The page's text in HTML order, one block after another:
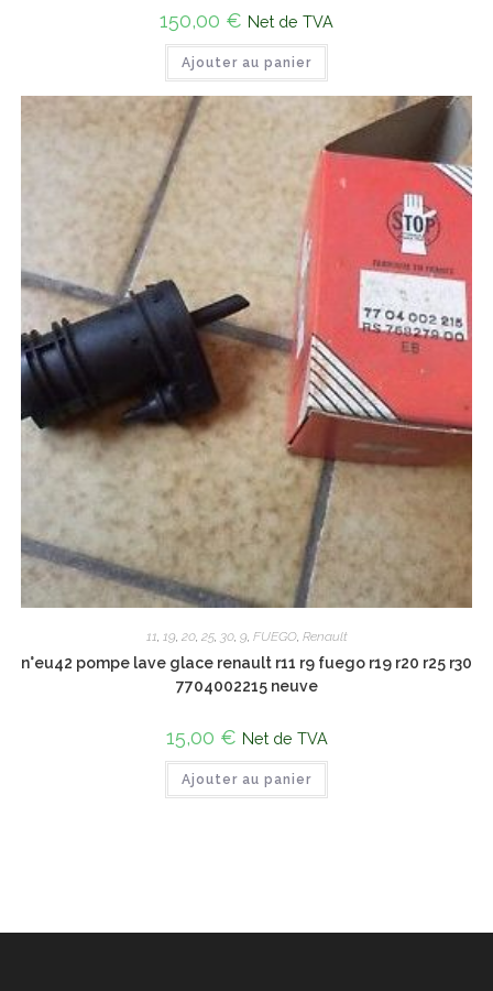
150,00 € Net de TVA
Ajouter au panier
11 19 20, 25, 30, 9 FUEGO, Renault
n°eu42 pompe lave glace renault r11 r9 fuego r19 r20 r25 r30
7704002215 neuve
15,00 € Net de TVA
Ajouter au panier